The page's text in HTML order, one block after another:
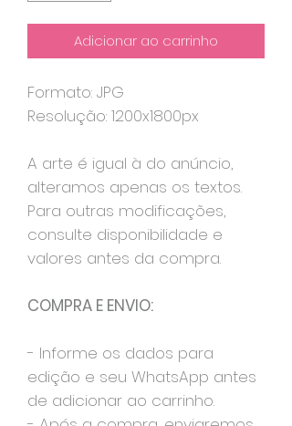
Adicionar ao carrinho
Formato: JPG
Resolução: 1200x1800px
A arte é igual à do anúncio,
alteramos apenas os textos.
Para outras modificações,
consulte disponibilidade e
valores antes da compra.
COMPRA E ENVIO:
- Informe os dados para
edição e seu WhatsApp antes
de adicionar ao carrinho.